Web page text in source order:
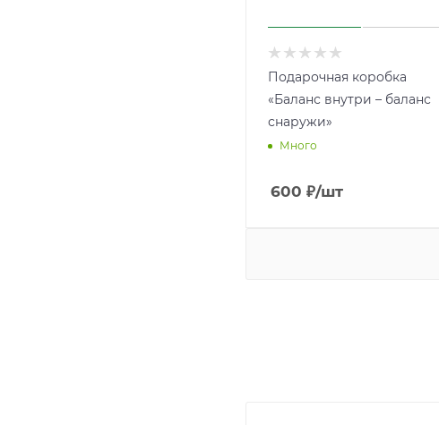
Подарочная коробка
«Баланс внутри – баланс
снаружи»
Много
600 ₽/шт